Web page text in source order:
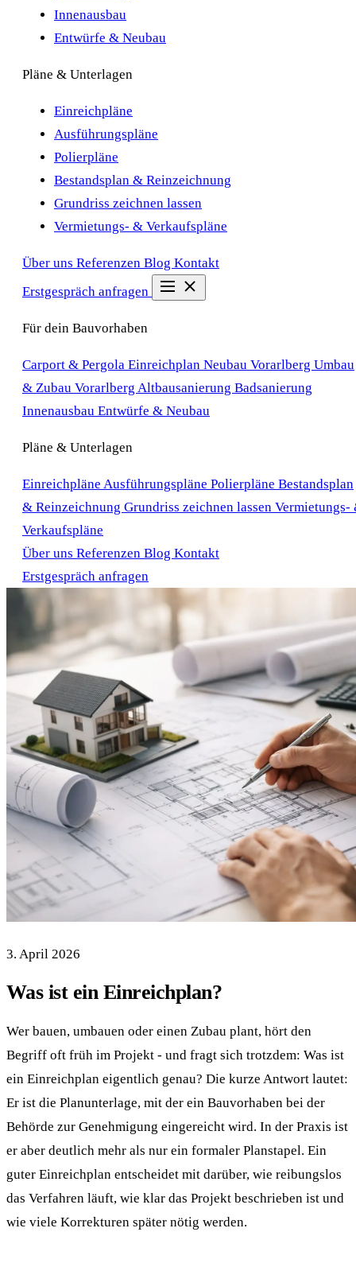
Innenausbau
Entwürfe & Neubau
Pläne & Unterlagen
Einreichpläne
Ausführungspläne
Polierpläne
Bestandsplan & Reinzeichnung
Grundriss zeichnen lassen
Vermietungs- & Verkaufspläne
Über uns Referenzen Blog Kontakt
Erstgespräch anfragen
Für dein Bauvorhaben
Carport & Pergola Einreichplan Neubau Vorarlberg Umbau
& Zubau Vorarlberg Altbausanierung Badsanierung
Innenausbau Entwürfe & Neubau
Pläne & Unterlagen
Einreichpläne Ausführungspläne Polierpläne Bestandsplan
& Reinzeichnung Grundriss zeichnen lassen Vermietungs-
Verkaufspläne
Über uns Referenzen Blog Kontakt
Erstgespräch anfragen
3. April 2026
Was ist ein Einreichplan?
Wer bauen, umbauen oder einen Zubau plant, hört den
Begriff oft früh im Projekt - und fragt sich trotzdem: Was ist
ein Einreichplan eigentlich genau? Die kurze Antwort lautet:
Er ist die Planunterlage, mit der ein Bauvorhaben bei der
Behörde zur Genehmigung eingereicht wird. In der Praxis ist
er aber deutlich mehr als nur ein formaler Planstapel. Ein
guter Einreichplan entscheidet mit darüber, wie reibungslos
das Verfahren läuft, wie klar das Projekt beschrieben ist und
wie viele Korrekturen später nötig werden.